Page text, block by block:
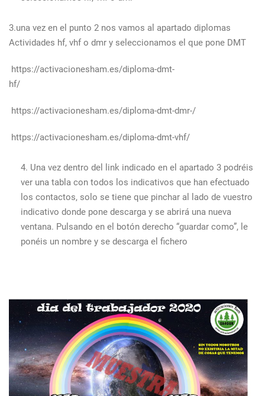
3.una vez en el punto 2 nos vamos al apartado diplomas
Actividades hf, vhf o dmr y seleccionamos el que pone DMT
https://activacionesham.es/diploma-dmt-
hf/
https://activacionesham.es/diploma-dmt-dmr-/
https://activacionesham.es/diploma-dmt-vhf/
Una vez dentro del link indicado en el apartado 3 podréis
ver una tabla con todos los indicativos que han efectuado
los contactos, solo se tiene que pinchar al lado de vuestro
indicativo donde pone descarga y se abrirá una nueva
ventana. Pulsando en el botón derecho “guardar como”, le
ponéis un nombre y se descarga el fichero